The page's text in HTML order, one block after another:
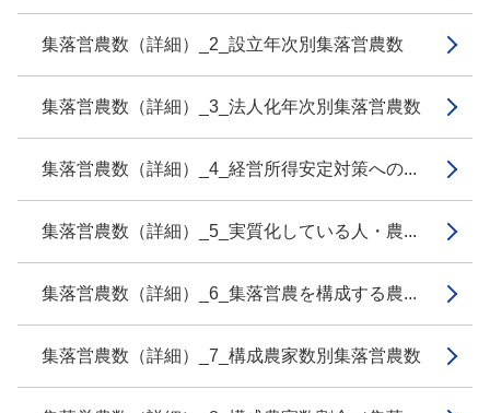
集落営農数（詳細）_2_設立年次別集落営農数
集落営農数（詳細）_3_法人化年次別集落営農数
集落営農数（詳細）_4_経営所得安定対策への...
集落営農数（詳細）_5_実質化している人・農...
集落営農数（詳細）_6_集落営農を構成する農...
集落営農数（詳細）_7_構成農家数別集落営農数